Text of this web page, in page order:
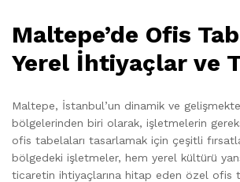
Maltepe’de Ofis
Yerel İhtiyaçlar ve
Maltepe, İstanbul’un dinamik ve
bölgelerinden biri olarak, işletmelerin
ofis tabelaları tasarlamak için çeşitli
bölgedeki işletmeler, hem yerel kültürü
ticaretin ihtiyaçlarına hitap eden özel ofis